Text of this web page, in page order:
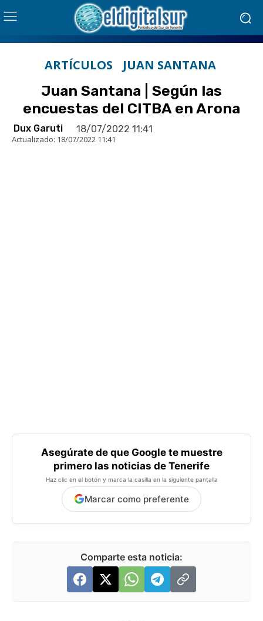
ARTÍCULOS JUAN SANTANA
Juan Santana | Según las
encuestas del CITBA en Arona
Dux Garuti 18/07/2022 11:41
Actualizado: 18/07/2022 11:41
Asegúrate de que Google te muestre
primero las noticias de Tenerife
Haz clic en el botón y marca la casilla en la siguiente pantalla
Marcar como preferente
Comparte esta noticia: